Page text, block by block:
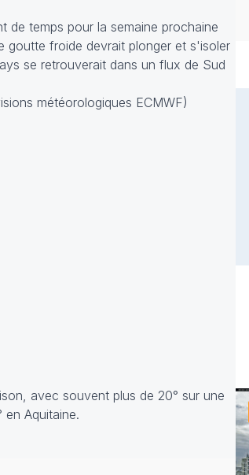
de temps pour la semaine prochaine
goutte froide devrait plonger et s'isoler
se retrouverait dans un flux de Sud
météorologiques ECMWF)
avec souvent plus de 20° sur une
Aquitaine.